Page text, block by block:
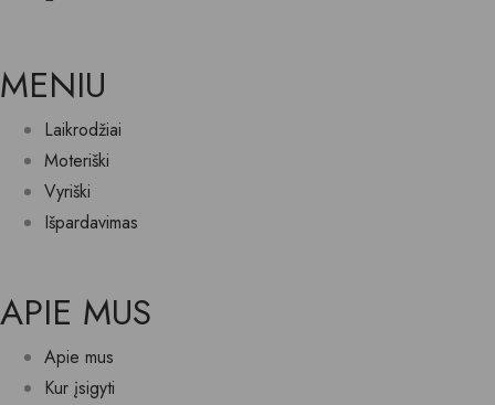
MENIU
Laikrodžiai
Moteriški
Vyriški
Išpardavimas
APIE MUS
Apie mus
Kur įsigyti